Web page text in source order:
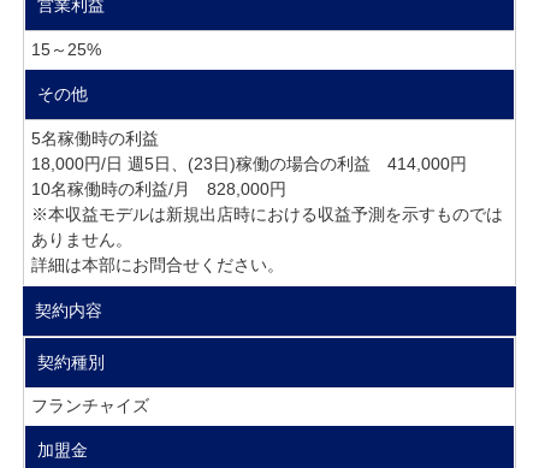
営業利益
15～25%
その他
5名稼働時の利益
18,000円/日 週5日、(23日)稼働の場合の利益 414,000円
10名稼働時の利益/月 828,000円
※本収益モデルは新規出店時における収益予測を示すものでは
ありません。
詳細は本部にお問合せください。
契約内容
契約種別
フランチャイズ
加盟金